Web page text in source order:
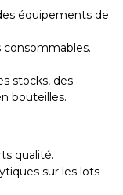
équipements de
stocks, des
bouteilles.
qualité.
sur les lots